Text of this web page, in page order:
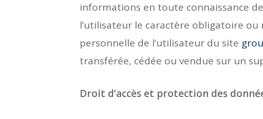
informations en toute connaissance
l’utilisateur le caractère obligatoire
personnelle de l’utilisateur du site
transférée, cédée ou vendue sur un
Droit d’accès et protection des